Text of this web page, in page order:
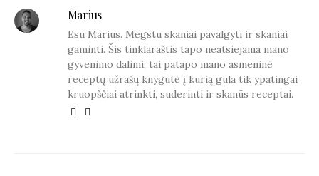
Marius
Esu Marius. Mėgstu skaniai pavalgyti ir skaniai
gaminti. Šis tinklaraštis tapo neatsiejama mano
gyvenimo dalimi, tai patapo mano asmeninė
receptų užrašų knygutė į kurią gula tik ypatingai
kruopščiai atrinkti, suderinti ir skanūs receptai.